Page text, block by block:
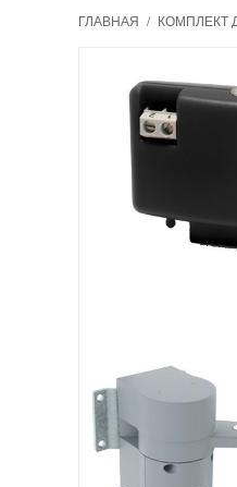
ГЛАВНАЯ / КОМПЛЕКТ